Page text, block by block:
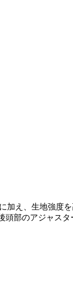
え、生地強度
部のアジャス